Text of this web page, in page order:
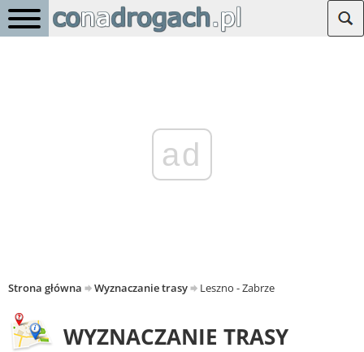
ad
Strona główna Wyznaczanie trasy Leszno - Zabrze
WYZNACZANIE TRASY